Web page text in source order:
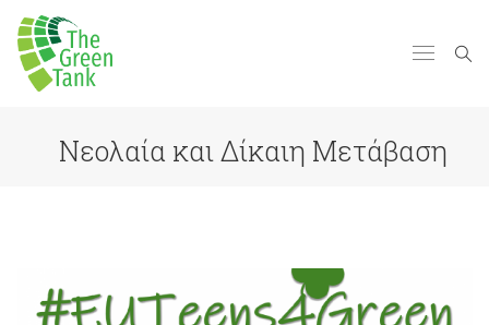
Νεολαία και Δίκαιη Μετάβαση